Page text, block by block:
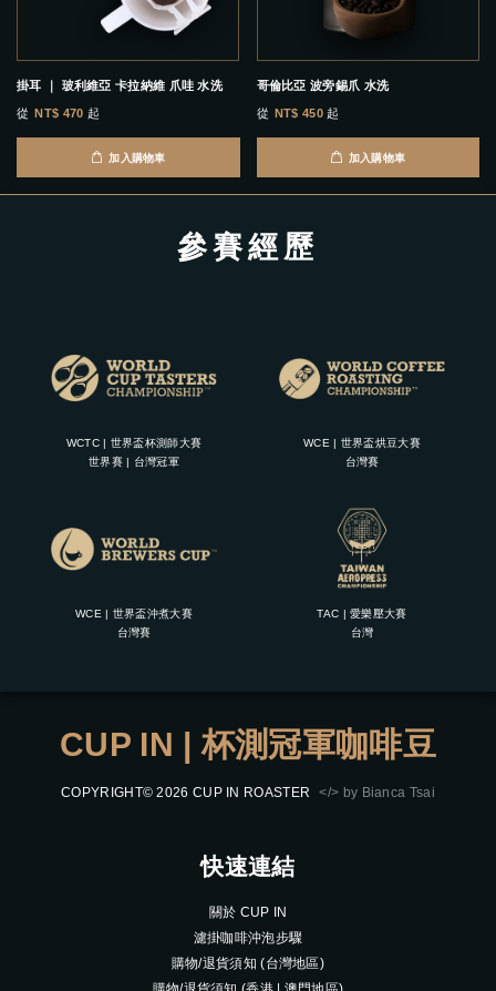
掛耳 ｜ 玻利維亞 卡拉納維 爪哇 水洗
從 NT$ 470 起
加入購物車
哥倫比亞 波旁錫爪 水洗
從 NT$ 450起
加入購物車
參賽經歷
WCTC | 世界盃杯測師大賽
世界賽 | 台灣冠軍
WCE | 世界盃烘豆大賽
台灣賽
WCE | 世界盃沖煮大賽
台灣賽
TAC | 愛樂壓大賽
台灣
CUP IN | 杯測冠軍咖啡豆
COPYRIGHT© 2026 CUP IN ROASTER </> by Bianca Tsai
快速連結
關於 CUP IN
濾掛咖啡沖泡步驟
購物/退貨須知 (台灣地區)